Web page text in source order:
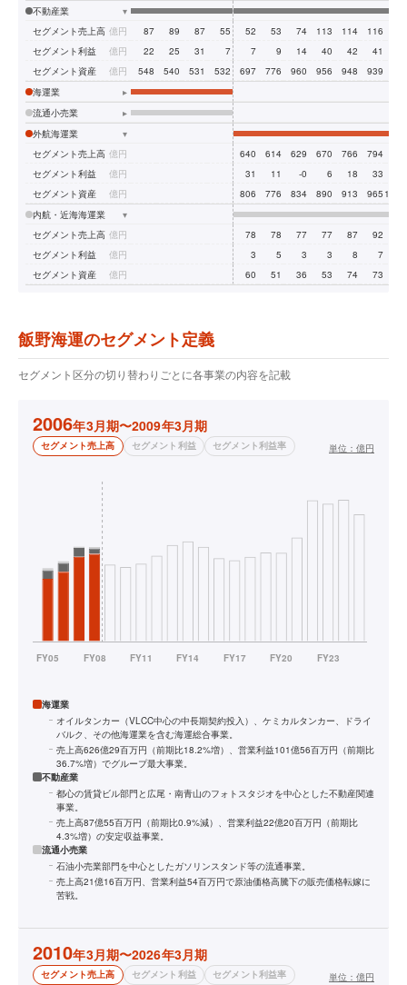
不動産業
▾
セグメント売上高 億円 87 89 87 55 52 53 74 113 114 116
セグメント利益
億円 22 25 31 7 7 9 14 40 42 41
セグメント資産
億円 548 540 531 532 697 776 960 956 948 939
海運業
▸
流通小売業
▸
外航海運業
▾
セグメント売上高 億円 640 614 629 670 766 794
セグメント利益
億円 31 11 -0 6 18 33
セグメント資産
億円 806 776 834 890 913 965
内航・近海海運業
▾
セグメント売上高 億円 78 78 77 77 87 92
セグメント利益
億円 3 5 3 3 8 7
セグメント資産
億円 60 51 36 53 74 73
飯野海運のセグメント定義
セグメント区分の切り替わりごとに各事業の内容を記載
2006年3月期〜2009年3月期
セグメント売上高 セグメント利益 セグメント利益率 単位： 億円
海運業
オイルタンカー（VLCC中心の中長期契約投入）、ケミカルタンカー、ドライ
バルク、その他海運業を含む海運総合事業。
売上高626億29百万円（前期比18.2%増）、営業利益101億56百万円（前期比
36.7%増）でグループ最大事業。
不動産業
都心の賃貸ビル部門と広尾・南青山のフォトスタジオを中心とした不動産関連
事業。
売上高87億55百万円（前期比0.9%減）、営業利益22億20百万円（前期比
4.3%増）の安定収益事業。
流通小売業
石油小売業部門を中心としたガソリンスタンド等の流通事業。
売上高21億16百万円、営業利益54百万円で原油価格高騰下の販売価格転嫁に
苦戦。
2010年3月期〜2026年3月期
セグメント売上高 セグメント利益 セグメント利益率 単位： 億円